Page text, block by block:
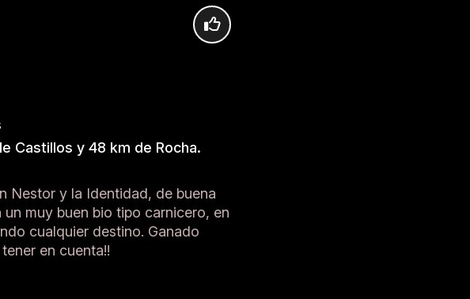
Castillos y 48 km de Rocha.
Nestor y la Identidad, de buena
muy buen bio tipo carnicero, en
cualquier destino. Ganado
en cuenta!!